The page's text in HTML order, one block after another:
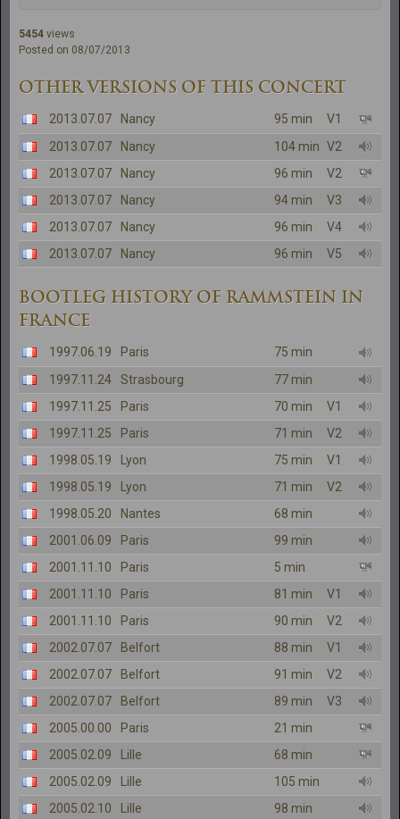
5454 views
Posted on 08/07/2013
OTHER VERSIONS OF THIS CONCERT
2013.07.07 Nancy 95 min
V1
2013.07.07
Nancy 104 min V2
2013.07.07
Nancy 96 min
V2
2013.07.07
Nancy 94 min
V3
2013.07.07
Nancy 96 min
V4
2013.07.07
Nancy 96 min V5
BOOTLEG HISTORY OF RAMMSTEIN IN
FRANCE
1997.06.19 Paris
75 min
1997.11.24
Strasbourg
77 min
1997.11.25
Paris 70 min
V1
1997.11.25
Paris 71 min
V2
1998.05.19
Lyon 75 min
V1
1998.05.19
Lyon 71 min
V2
1998.05.20
Nantes
68 min
2001.06.09
Paris
99 min
2001.11.10
Paris
5 min
2001.11.10
Paris 81 min
V1
2001.11.10
Paris 90 min
V2
2002.07.07
Belfort 88 min
V1
2002.07.07
Belfort 91 min
V2
2002.07.07
Belfort 89 min
V3
2005.00.00
Paris
21 min
2005.02.09
Lille
68 min
2005.02.09
Lille
105 min
2005.02.10
Lille 98 min